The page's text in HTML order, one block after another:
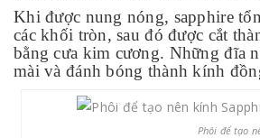
Khi được nung nóng, sapphire
các khối tròn, sau đó được cắt
bằng cưa kim cương. Những đĩa
mài và đánh bóng thành kính
Phôi để tạo nên kính